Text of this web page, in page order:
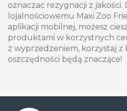
oznaczać rezygnacji z
lojalnościowemu Maxi Zoo
aplikacji mobilnej, możesz
produktami w korzystnych
z wyprzedzeniem, korzystaj z
oszczędności będą znaczące!